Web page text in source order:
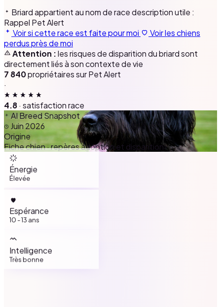
Briard appartient aunom de racedescription utile :
Rappel Pet Alert
Voir si cette race est faite pour moi
Voir les chiens
perdus près de moi
Attention :les risques de disparition du briard sont
directement liés à son contexte de vie
7 840propriétaires sur Pet Alert
·
4.8· satisfaction race
AI Breed Snapshot
Juin 2026
Origine
Fiche chien · repères adoption et disparition
Énergie
Élevée
Espérance
10 - 13 ans
Intelligence
Très bonne